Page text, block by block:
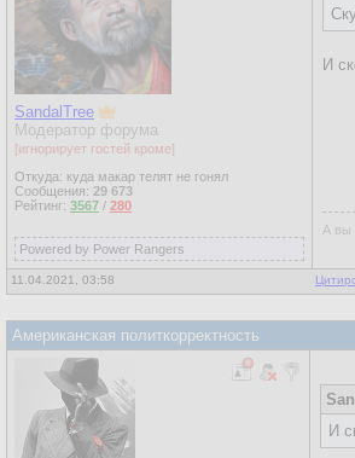
SandalTree
Модератор форума
[игнорирует гостей кроме]
Откуда: куда макар телят не гонял
Сообщения: 29 673
Рейтинг: 3567 / 280
Powered by Power Rangers
И
А вы
11.04.2021, 03:58
Американская политкорректность
И